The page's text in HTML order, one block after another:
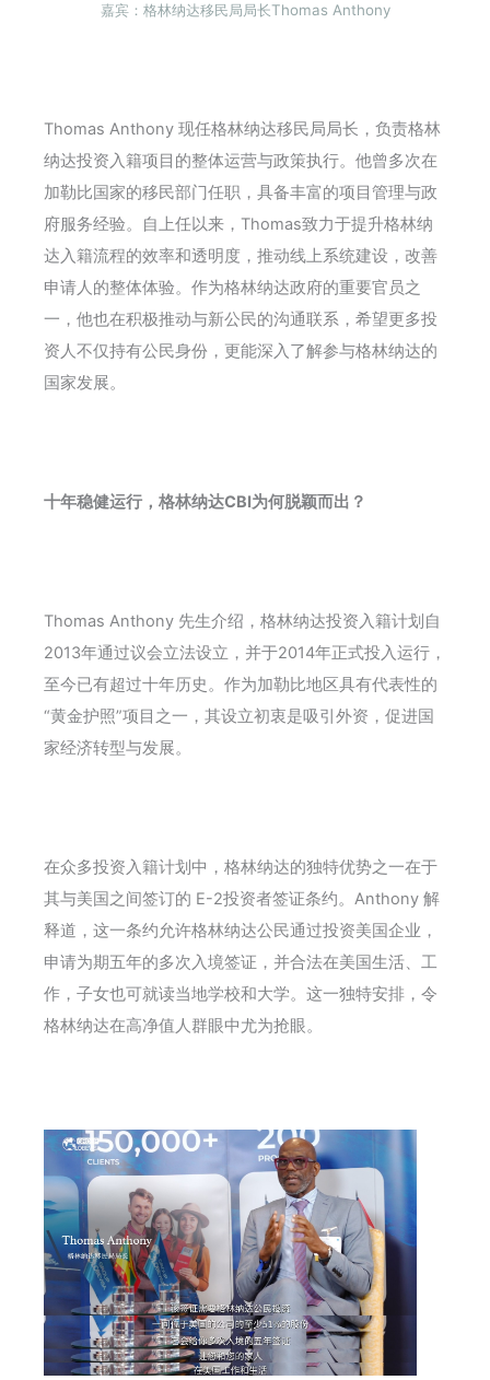
嘉宾：格林纳达移民局局长Thomas Anthony
Thomas Anthony 现任格林纳达移民局局长，负责格林
纳达投资入籍项目的整体运营与政策执行。他曾多次在
加勒比国家的移民部门任职，具备丰富的项目管理与政
府服务经验。自上任以来，Thomas致力于提升格林纳
达入籍流程的效率和透明度，推动线上系统建设，改善
申请人的整体体验。作为格林纳达政府的重要官员之
一，他也在积极推动与新公民的沟通联系，希望更多投
资人不仅持有公民身份，更能深入了解参与格林纳达的
国家发展。
十年稳健运行，格林纳达CBI为何脱颖而出？
Thomas Anthony 先生介绍，格林纳达投资入籍计划自
2013年通过议会立法设立，并于2014年正式投入运行，
至今已有超过十年历史。作为加勒比地区具有代表性的
“黄金护照”项目之一，其设立初衷是吸引外资，促进国
家经济转型与发展。
在众多投资入籍计划中，格林纳达的独特优势之一在于
其与美国之间签订的 E-2投资者签证条约。Anthony 解
释道，这一条约允许格林纳达公民通过投资美国企业，
申请为期五年的多次入境签证，并合法在美国生活、工
作，子女也可就读当地学校和大学。这一独特安排，令
格林纳达在高净值人群眼中尤为抢眼。